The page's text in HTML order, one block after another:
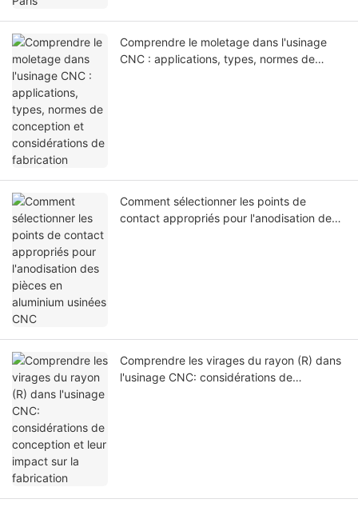
Comprendre le moletage dans l'usinage
CNC : applications, types, normes de
Comment sélectionner les points de
contact appropriés pour l'anodisation des
Comprendre les virages du rayon (R) dans
l'usinage CNC: considérations de